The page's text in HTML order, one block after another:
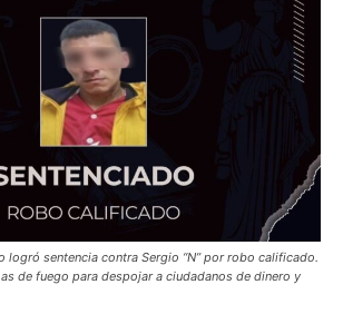
logró sentencia contra Sergio “N” por robo calificado.
de fuego para despojar a ciudadanos de dinero y